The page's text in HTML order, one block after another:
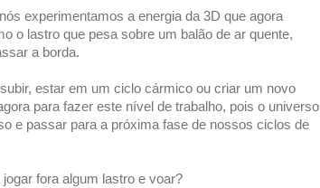
experimentamos a energia da 3D que agora
o lastro que pesa sobre um balão de ar quente,
a borda.
estar em um ciclo cármico ou criar um novo
para fazer este nível de trabalho, pois o universo
e passar para a próxima fase de nossos ciclos de
fora algum lastro e voar?